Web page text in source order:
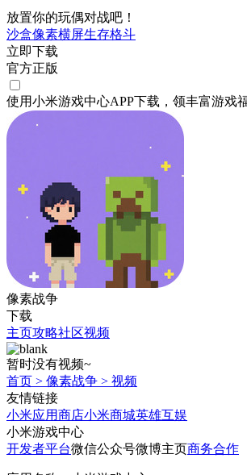
放置你的玩偶对战吧！
沙盒像素横屏生存格斗
立即下载
官方正版
使用小米游戏中心APP下载 ，领丰富游戏
像素战争
下载
主页攻略社区视频
暂时没有视频~
首页 > 像素战争 > 视频
友情链接
小米应用商店小米商城英雄互娱
小米游戏中心
开发者平台微信公众号微博主页商务合作